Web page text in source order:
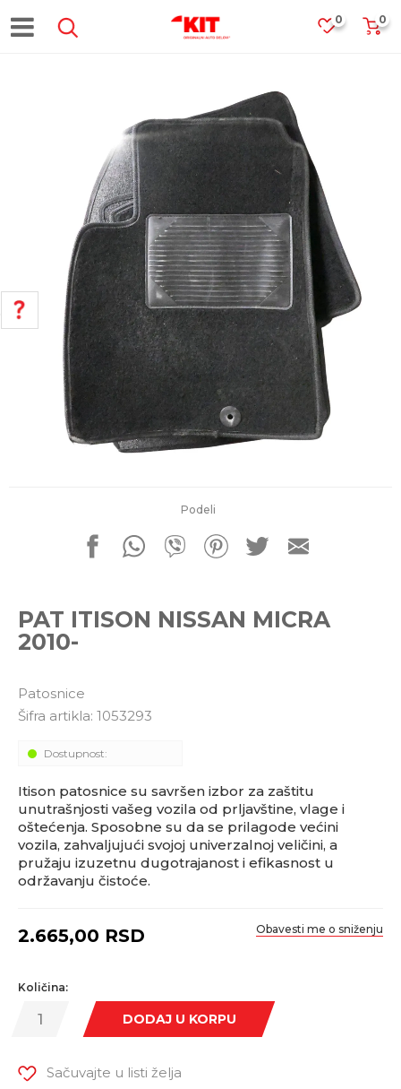
0
0
Podeli
PAT ITISON NISSAN MICRA
2010-
Patosnice
Šifra artikla: 1053293
Dostupnost:
Itison patosnice su savršen izbor za zaštitu
unutrašnjosti vašeg vozila od prljavštine, vlage i
oštećenja. Sposobne su da se prilagode većini
vozila, zahvaljujući svojoj univerzalnoj veličini, a
pružaju izuzetnu dugotrajanost i efikasnost u
održavanju čistoće.
2.665,00 RSD Obavesti me o sniženju
Količina:
DODAJ U KORPU
Sačuvajte u listi želja
POMOĆ PRI KUPOVINI
Za više informacija, pomoć i
porudžbine
011 4427900
Pišite nam
office@kitcommerce.rs